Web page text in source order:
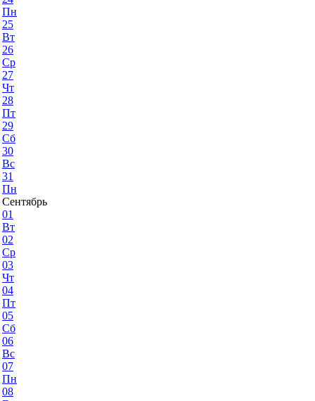
Пн
25
Вт
26
Ср
27
Чт
28
Пт
29
Сб
30
Вс
31
Пн
Сентябрь
01
Вт
02
Ср
03
Чт
04
Пт
05
Сб
06
Вс
07
Пн
08